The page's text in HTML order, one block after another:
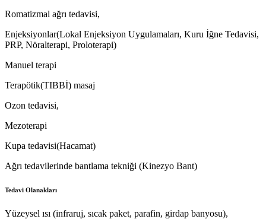
Romatizmal ağrı tedavisi,
Enjeksiyonlar(Lokal Enjeksiyon Uygulamaları, Kuru İğne Tedavisi,
PRP, Nöralterapi, Proloterapi)
Manuel terapi
Terapötik(TIBBİ) masaj
Ozon tedavisi,
Mezoterapi
Kupa tedavisi(Hacamat)
Ağrı tedavilerinde bantlama tekniği (Kinezyo Bant)
Tedavi Olanakları
Yüzeysel ısı (infraruj, sıcak paket, parafin, girdap banyosu),